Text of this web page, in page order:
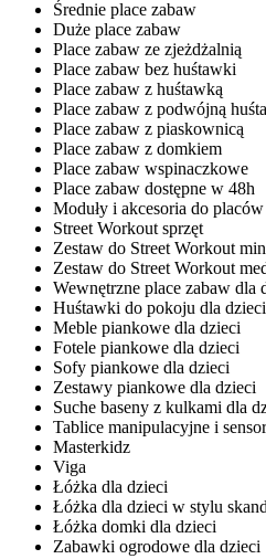
Średnie place zabaw
Duże place zabaw
Place zabaw ze zjeżdżalnią
Place zabaw bez huśtawki
Place zabaw z huśtawką
Place zabaw z podwójną
Place zabaw z piaskownicą
Place zabaw z domkiem
Place zabaw wspinaczkowe
Place zabaw dostępne w 48h
Moduły i akcesoria do
Street Workout sprzęt
Zestaw do Street Workout
Zestaw do Street Workout
Wewnętrzne place zabaw dla
Huśtawki do pokoju dla dzieci
Meble piankowe dla dzieci
Fotele piankowe dla dzieci
Sofy piankowe dla dzieci
Zestawy piankowe dla dzieci
Suche baseny z kulkami dla
Tablice manipulacyjne i
Masterkidz
Viga
Łóżka dla dzieci
Łóżka dla dzieci w stylu
Łóżka domki dla dzieci
Zabawki ogrodowe dla dzieci